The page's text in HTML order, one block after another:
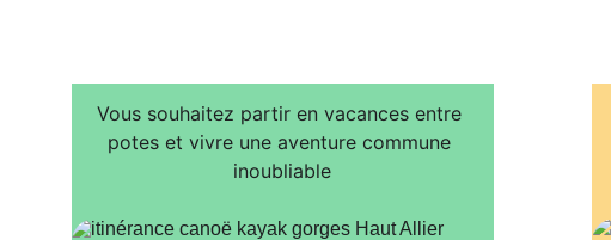
Vous souhaitez partir en vacances entre
potes et vivre une aventure commune
inoubliable